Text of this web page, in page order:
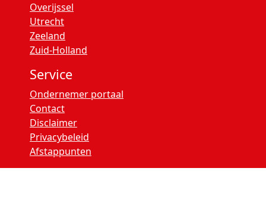
Overijssel
Utrecht
Zeeland
Zuid-Holland
Service
Ondernemer portaal
Contact
Disclaimer
Privacybeleid
Afstappunten